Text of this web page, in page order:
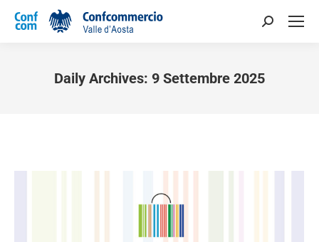
Daily Archives: 9 Settembre 2025